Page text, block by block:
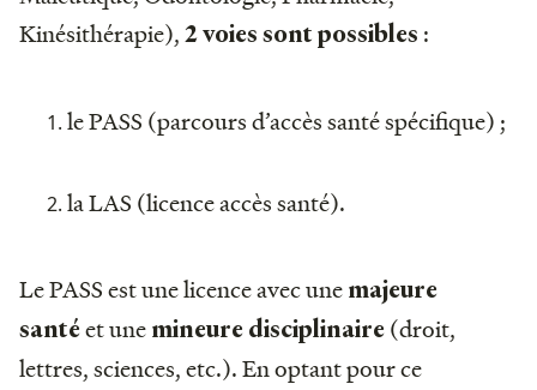
Kinésithérapie), 2 voies sont possibles :
le PASS (parcours d’accès santé spécifique) ;
la LAS (licence accès santé).
Le PASS est une licence avec une majeure
santéet une mineure disciplinaire (droit,
lettres, sciences, etc.). En optant pour ce